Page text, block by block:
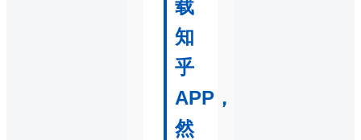
载
知
乎
APP，
然